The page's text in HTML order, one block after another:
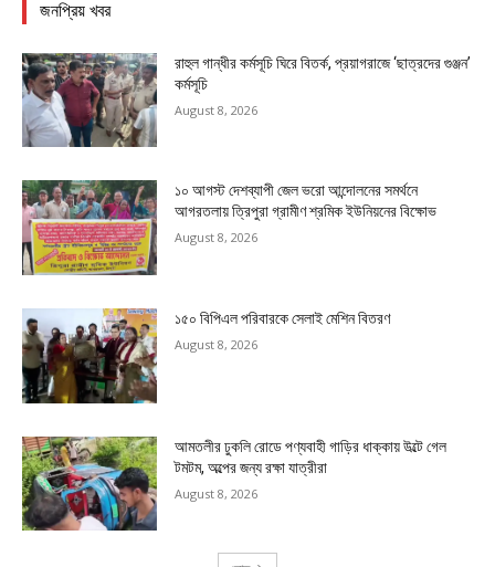
জনপ্রিয় খবর
রাহুল গান্ধীর কর্মসূচি ঘিরে বিতর্ক, প্রয়াগরাজে ‘ছাত্রদের গুঞ্জন’
কর্মসূচি
August 8, 2026
১০ আগস্ট দেশব্যাপী জেল ভরো আন্দোলনের সমর্থনে
আগরতলায় ত্রিপুরা গ্রামীণ শ্রমিক ইউনিয়নের বিক্ষোভ
August 8, 2026
১৫০ বিপিএল পরিবারকে সেলাই মেশিন বিতরণ
August 8, 2026
আমতলীর ঢুকলি রোডে পণ্যবাহী গাড়ির ধাক্কায় উল্টে গেল
টমটম, অল্পের জন্য রক্ষা যাত্রীরা
August 8, 2026